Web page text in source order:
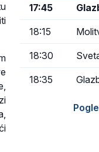
17:45
18:15
18:30
18:35